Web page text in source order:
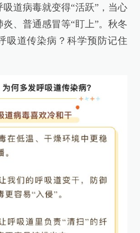
道病毒就变得“活跃”，当心
、普通感冒等“盯上”。秋冬
吸道传染病？科学预防记住